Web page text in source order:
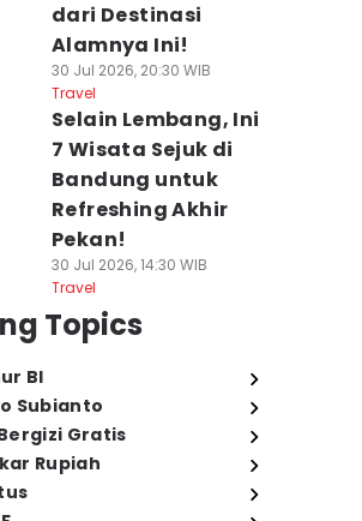
dari Destinasi
Alamnya Ini!
30 Jul 2026, 20:30 WIB
Travel
Selain Lembang, Ini
7 Wisata Sejuk di
Bandung untuk
Refreshing Akhir
Pekan!
30 Jul 2026, 14:30 WIB
Travel
Topics
BI
Subianto
Gratis
Rupiah